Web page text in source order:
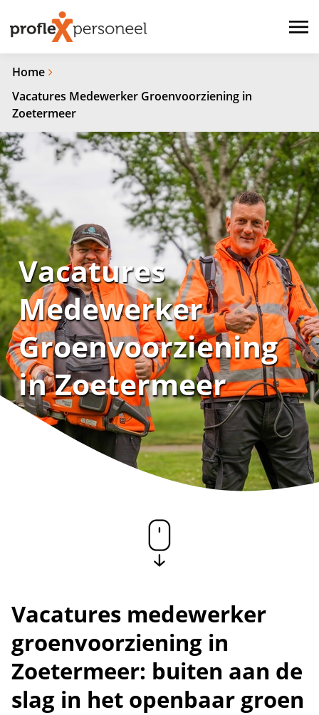
Home
Vacatures Medewerker Groenvoorziening in
Zoetermeer
Vacatures
Medewerker
Groenvoorziening
in Zoetermeer
Vacatures medewerker
groenvoorziening in
Zoetermeer: buiten aan de
slag in het openbaar groen